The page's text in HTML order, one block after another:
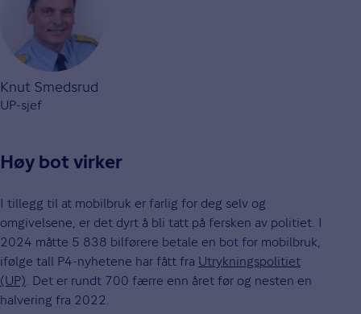
Knut Smedsrud
UP-sjef
Høy bot virker
I tillegg til at mobilbruk er farlig for deg selv og
omgivelsene, er det dyrt å bli tatt på fersken av politiet. I
2024 måtte 5 838 bilførere betale en bot for mobilbruk,
ifølge tall P4-nyhetene har fått fra Utrykningspolitiet
(UP). Det er rundt 700 færre enn året før og nesten en
halvering fra 2022.